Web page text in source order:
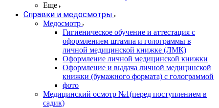
Еще
Справки и медосмотры
Медосмотр
Гигиеническое обучение и аттестация с
оформлением штампа и голограммы в
личной медицинской книжке (ЛМК)
Оформление личной медицинской книжки
Оформление и выдача личной медицинской
книжки (бумажного формата) с голограммой
фото
Медицинский осмотр №1(перед поступлением в
садик)